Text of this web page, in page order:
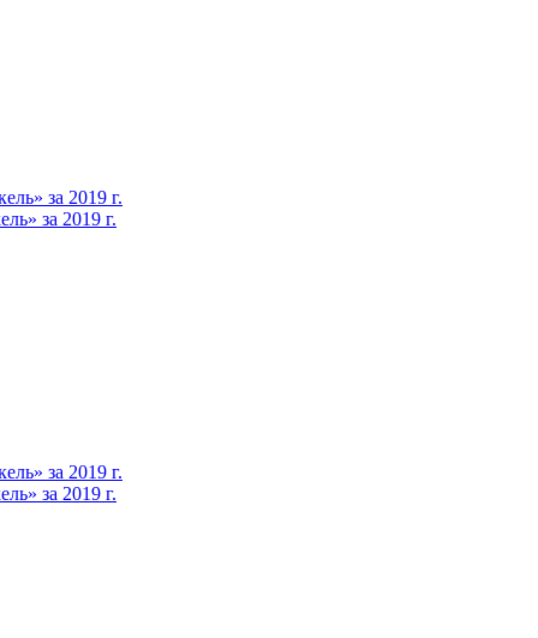
за 2019 г.
за 2019 г.
за 2019 г.
за 2019 г.